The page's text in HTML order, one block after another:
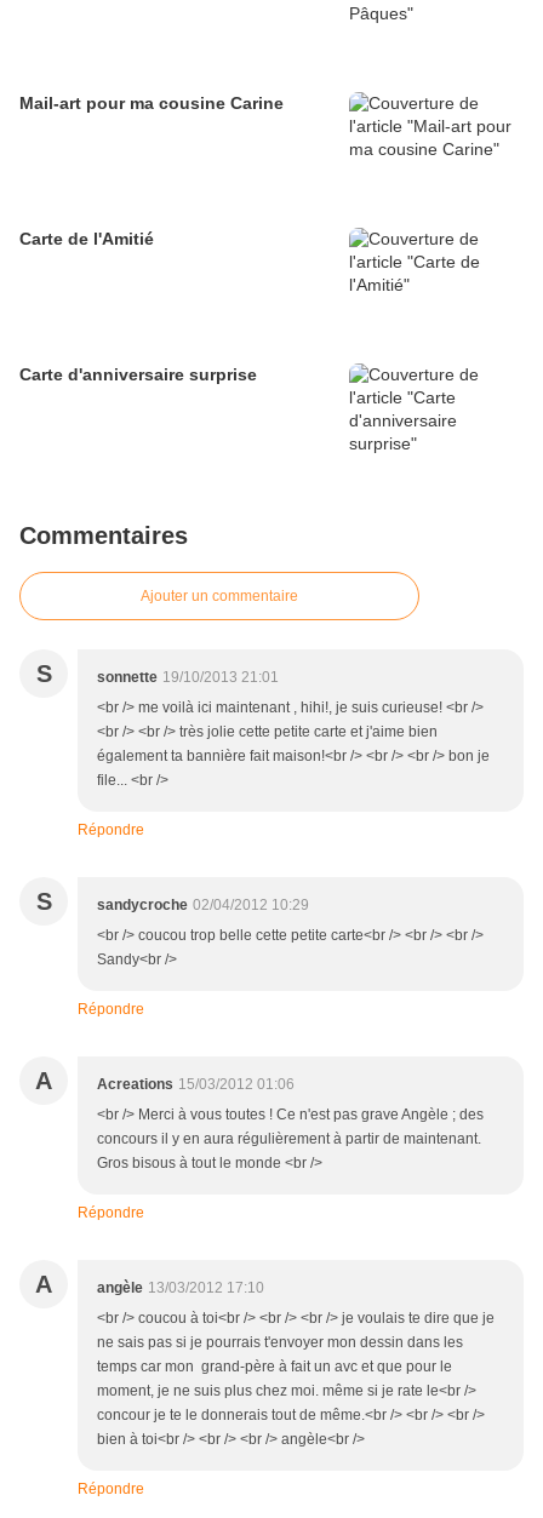
Mail-art pour ma cousine Carine
Carte de l'Amitié
Carte d'anniversaire surprise
Commentaires
Ajouter un commentaire
S sonnette 19/10/2013 21:01
<br /> me voilà ici maintenant , hihi!, je suis curieuse! <br />
<br /> <br /> très jolie cette petite carte et j'aime bien
également ta bannière fait maison!<br /> <br /> <br /> bon je
file... <br />
Répondre
S sandycroche 02/04/2012 10:29
<br /> coucou trop belle cette petite carte<br /> <br /> <br />
Sandy<br />
Répondre
A Acreations 15/03/2012 01:06
<br /> Merci à vous toutes ! Ce n'est pas grave Angèle ; des
concours il y en aura régulièrement à partir de maintenant.
Gros bisous à tout le monde <br />
Répondre
A angèle 13/03/2012 17:10
<br /> coucou à toi<br /> <br /> <br /> je voulais te dire que je
ne sais pas si je pourrais t'envoyer mon dessin dans les
temps car mon grand-père à fait un avc et que pour le
moment, je ne suis plus chez moi. même si je rate le<br />
concour je te le donnerais tout de même.<br /> <br /> <br />
bien à toi<br /> <br /> <br /> angèle<br />
Répondre